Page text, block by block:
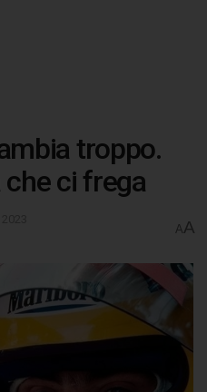
troppo.
che ci frega
AA